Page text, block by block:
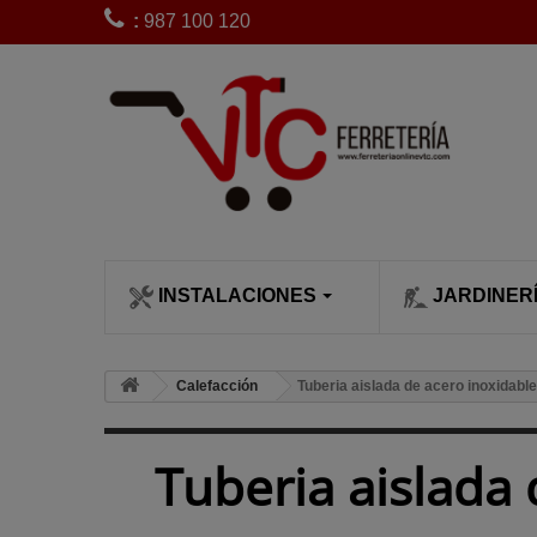
: 987 100 120
INSTALACIONES
Chimeneas
Calefacción Tuberia aislada de acero
Tuberia aislada